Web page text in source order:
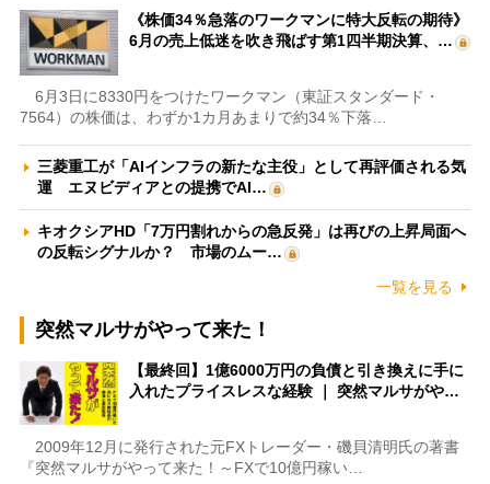
《株価34％急落のワークマンに特大反転の期待》
6月の売上低迷を吹き飛ばす第1四半期決算、…
6月3日に8330円をつけたワークマン（東証スタンダード・
7564）の株価は、わずか1カ月あまりで約34％下落…
三菱重工が「AIインフラの新たな主役」として再評価される気
運 エヌビディアとの提携でAI…
キオクシアHD「7万円割れからの急反発」は再びの上昇局面へ
の反転シグナルか？ 市場のムー…
一覧を見る
突然マルサがやって来た！
【最終回】1億6000万円の負債と引き換えに手に
入れたプライスレスな経験 ｜ 突然マルサがや…
2009年12月に発行された元FXトレーダー・磯貝清明氏の著書
『突然マルサがやって来た！～FXで10億円稼い…